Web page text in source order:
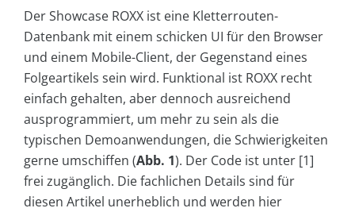
Der Showcase ROXX ist eine Kletterrouten-
Datenbank mit einem schicken UI für den Browser
und einem Mobile-Client, der Gegenstand eines
Folgeartikels sein wird. Funktional ist ROXX recht
einfach gehalten, aber dennoch ausreichend
ausprogrammiert, um mehr zu sein als die
typischen Demoanwendungen, die Schwierigkeiten
gerne umschiffen (Abb. 1). Der Code ist unter [1]
frei zugänglich. Die fachlichen Details sind für
diesen Artikel unerheblich und werden hier